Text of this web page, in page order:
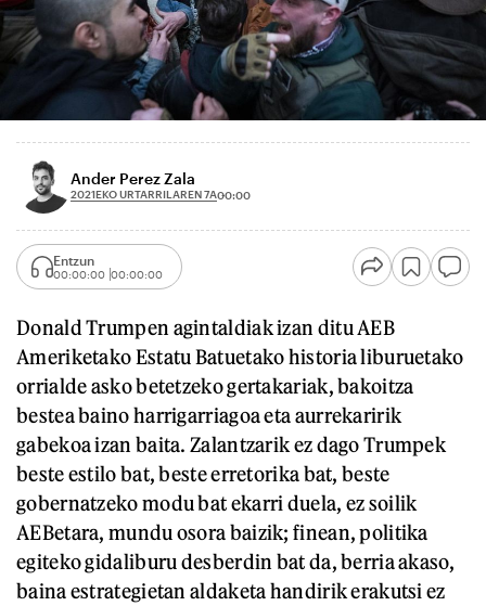
Ander Perez Zala
2021EKO URTARRILAREN 7A00:00
Entzun
00:00:00 00:00:00
Donald Trumpen agintaldiak izan ditu AEB
Ameriketako Estatu Batuetako historia liburuetako
orrialde asko betetzeko gertakariak, bakoitza
bestea baino harrigarriagoa eta aurrekaririk
gabekoa izan baita. Zalantzarik ez dago Trumpek
beste estilo bat, beste erretorika bat, beste
gobernatzeko modu bat ekarri duela, ez soilik
AEBetara, mundu osora baizik; finean, politika
egiteko gidaliburu desberdin bat da, berria akaso,
baina estrategietan aldaketa handirik erakutsi ez